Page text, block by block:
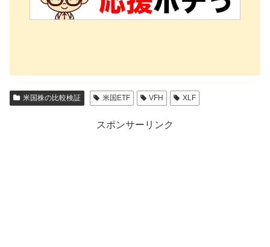
米国株の比較検証 米国ETF VFH XLF
スポンサーリンク